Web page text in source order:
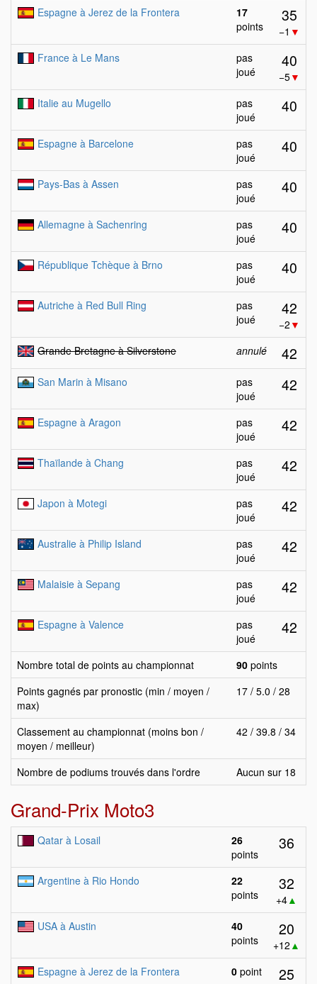
Espagne à Jerez de la Frontera
17
points
35
−1 ▼
France à Le Mans
pas
joué
40
−5▼
Italie au Mugello
pas
joué
40
Espagne à Barcelone
pas
joué
40
Pays-Bas à Assen
pas
joué
40
Allemagne à Sachenring
pas
joué
40
République Tchèque à Brno
pas
joué
40
Autriche à Red Bull Ring
pas
joué
42
−2 ▼
Grande Bretagne à Silverstone
annulé 42
San Marin à Misano
pas
joué
42
Espagne à Aragon
pas
joué
42
Thaïlande à Chang
pas
joué
42
Japon à Motegi
pas
joué
42
Australie à Philip Island
pas
joué
42
Malaisie à Sepang
pas
joué
42
Espagne à Valence
pas
joué
42
Nombre total de points au championnat 90 points
Points gagnés par pronostic (min / moyen /
max)
17 / 5.0 / 28
Classement au championnat (moins bon /
moyen / meilleur)
42 / 39.8 / 34
Nombre de podiums trouvés dans l'ordre Aucun sur 18
Grand-Prix Moto3
Qatar à Losail
26
points
36
Argentine à Rio Hondo
22
points
32
+4▲
USA à Austin
40
points
20
+12 ▲
Espagne à Jerez de la Frontera
0 point 25